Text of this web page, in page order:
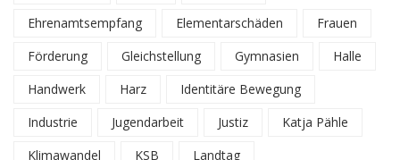
Ehrenamtsempfang
Elementarschäden
Frauen
Förderung
Gleichstellung Gymnasien
Halle
Handwerk
Harz
Identitäre Bewegung
Industrie
Jugendarbeit Justiz
Katja Pähle
Klimawandel
KSB
Landtag